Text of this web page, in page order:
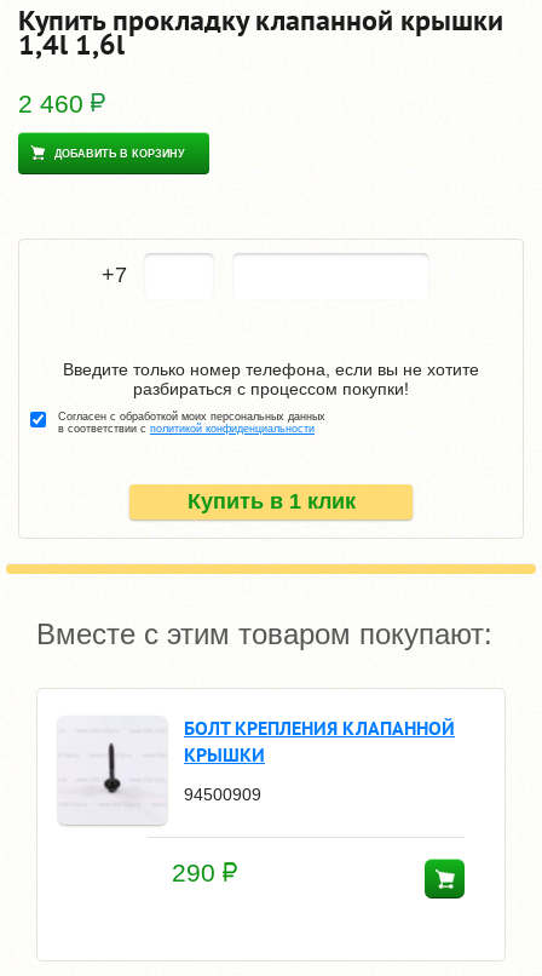
Купить прокладку клапанной крышки
1,4l 1,6l
2 460
ДОБАВИТЬ В КОРЗИНУ
+7
Купить в 1 клик
Введите только номер телефона, если вы не хотите
разбираться с процессом покупки!
Согласен с обработкой моих персональных данных
в соответствии с политикой конфиденциальности
Вместе с этим товаром покупают:
БОЛТ КРЕПЛЕНИЯ КЛАПАННОЙ
КРЫШКИ
94500909
290